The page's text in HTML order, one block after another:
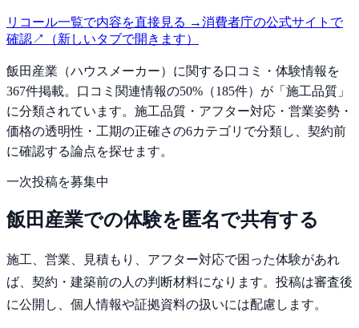
リコール一覧で内容を直接見る →消費者庁の公式サイトで
確認↗ （新しいタブで開きます）
飯田産業 （ハウスメーカー）に関する口コミ・体験情報を
367件掲載。 口コミ関連情報の50%（185件）が「 施工品質 」
に分類されています。 施工品質・アフター対応・営業姿勢・
価格の透明性・工期の正確さの6カテゴリで分類し、契約前
に確認する論点を探せます。
一次投稿を募集中
飯田産業での体験を匿名で共有する
施工、営業、見積もり、アフター対応で困った体験があれ
ば、 契約・建築前の人 の判断材料になります。投稿は審査後
に公開し、個人情報や証拠資料の扱いには配慮します。